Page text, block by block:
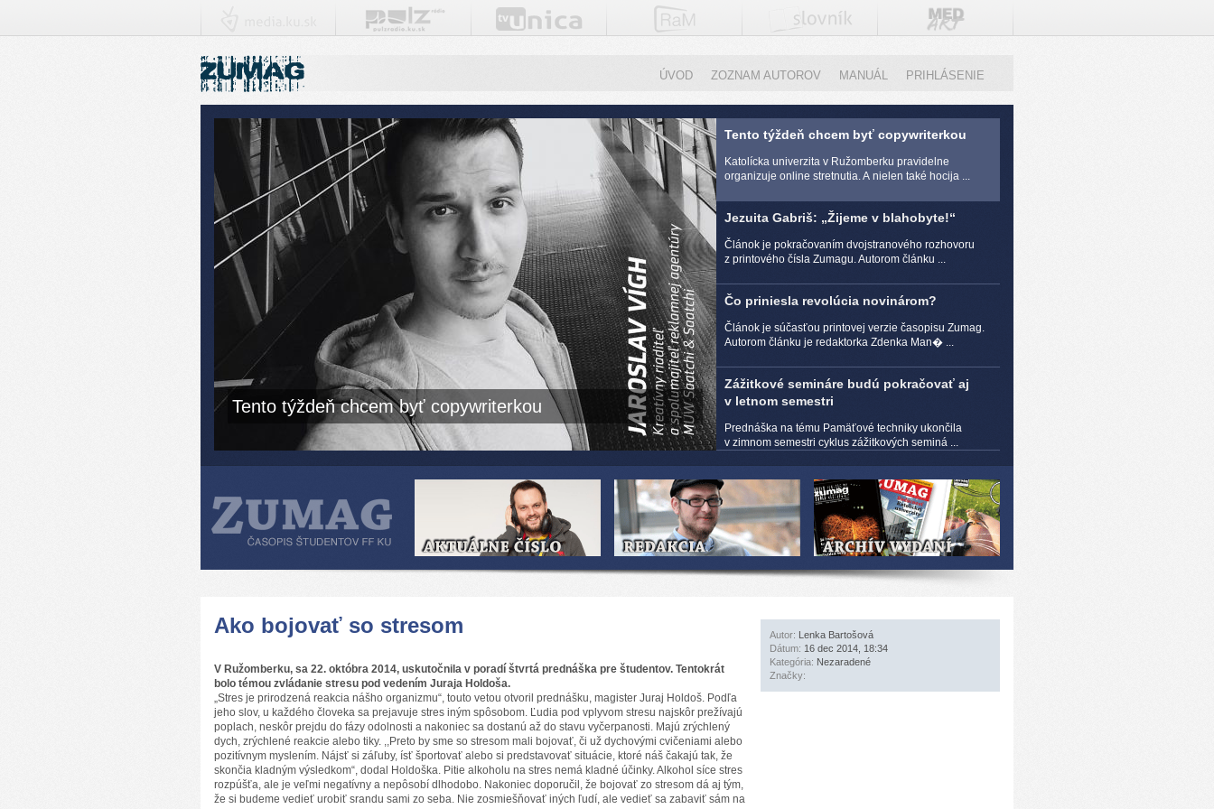
ÚVOD ZOZNAM AUTOROV MANUÁL PRIHLÁSENIE
Tento týždeň chcem byť copywriterkou
Tento týždeň chcem byť copywriterkou
Katolícka univerzita v Ružomberku pravidelne
organizuje online stretnutia. A nielen také hocija ...
Jezuita Gabriš: „Žijeme v blahobyte!“
Článok je pokračovaním dvojstranového rozhovoru
z printového čísla Zumagu. Autorom článku ...
Čo priniesla revolúcia novinárom?
Článok je súčasťou printovej verzie časopisu Zumag.
Autorom článku je redaktorka Zdenka Man� ...
Zážitkové semináre budú pokračovať aj
v letnom semestri
Prednáška na tému Pamäťové techniky ukončila
v zimnom semestri cyklus zážitkových seminá ...
Ako bojovať so stresom
V Ružomberku, sa 22. októbra 2014, uskutočnila v poradí štvrtá prednáška pre študentov. Tentokrát
bolo témou zvládanie stresu pod vedením Juraja Holdoša.
„Stres je prirodzená reakcia nášho organizmu“, touto vetou otvoril prednášku, magister Juraj Holdoš. Podľa
jeho slov, u každého človeka sa prejavuje stres iným spôsobom. Ľudia pod vplyvom stresu najskôr prežívajú
poplach, neskôr prejdu do fázy odolnosti a nakoniec sa dostanú až do stavu vyčerpanosti. Majú zrýchlený
dych, zrýchlené reakcie alebo tiky. ,,Preto by sme so stresom mali bojovať, či už dychovými cvičeniami alebo
pozitívnym myslením. Nájsť si záľuby, ísť športovať alebo si predstavovať situácie, ktoré náš čakajú tak, že
skončia kladným výsledkom“, dodal Holdoška. Pitie alkoholu na stres nemá kladné účinky. Alkohol síce stres
rozpúšťa, ale je veľmi negatívny a nepôsobí dlhodobo. Nakoniec doporučil, že bojovať zo stresom dá aj tým,
že si budeme vedieť urobiť srandu sami zo seba. Nie zosmiešňovať iných ľudí, ale vedieť sa zabaviť sám na
Autor: Lenka Bartošová
Dátum: 16 dec 2014, 18:34
Kategória: Nezaradené
Značky: